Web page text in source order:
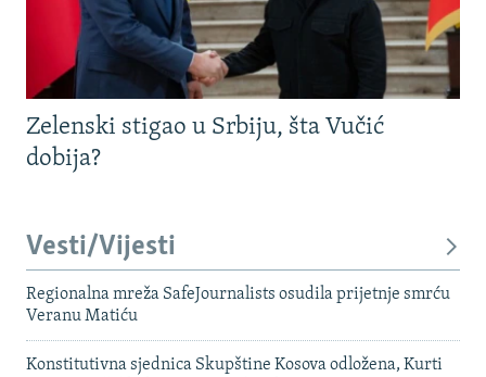
Zelenski stigao u Srbiju, šta Vučić
dobija?
Vesti/Vijesti
Regionalna mreža SafeJournalists osudila prijetnje smrću
Veranu Matiću
Konstitutivna sjednica Skupštine Kosova odložena, Kurti